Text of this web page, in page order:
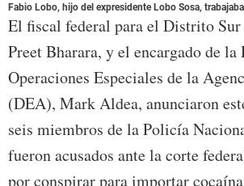
Fabio Lobo, hijo del expresidente Lobo Sosa,
El fiscal federal para el Distrito Sur
Preet Bharara, y el encargado de
Operaciones Especiales de la
(DEA), Mark Aldea, anunciaron
seis miembros de la Policía
fueron acusados ante la corte
por conspirar para importar